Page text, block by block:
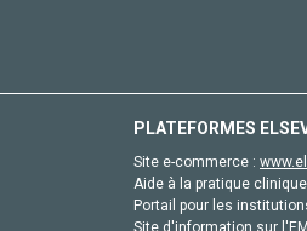
PLATEFORMES
Site e-commerce :
Aide à la pratique
Portail pour les
Site d'information sur